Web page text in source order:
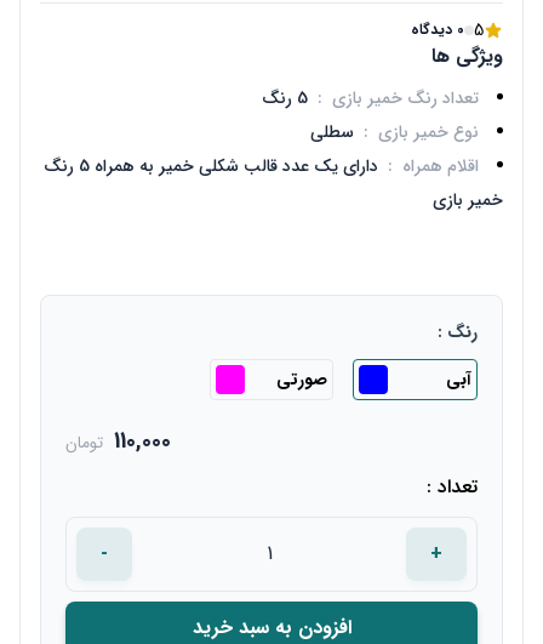
5 0 دیدگاه
ویژگی ها
تعداد رنگ خمیر بازی : 5 رنگ
نوع خمیر بازی : سطلی
اقلام همراه :
دارای یک عدد قالب شکلی خمیر به همراه 5 رنگ
خمیر بازی
رنگ :
آبی
صورتی
110,000 تومان
تعداد :
+
-
افزودن به سبد خرید